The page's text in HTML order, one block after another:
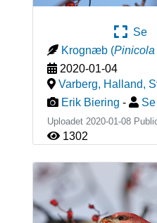
Se
Krognæb (Pinicola
2020-01-04
Varberg, Halland,
Erik Biering - Se
Uploadet 2020-01-08
1302